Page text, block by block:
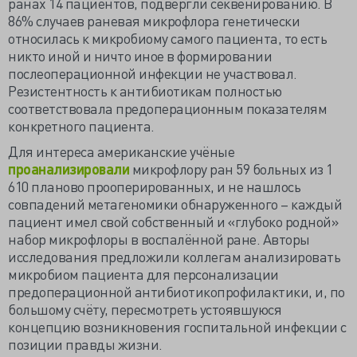
86% случаев раневая микрофлора генетически
относилась к микробиому самого пациента, то есть
никто иной и ничто иное в формировании
послеоперационной инфекции не участвовал.
Резистентность к антибиотикам полностью
соответствовала предоперационным показателям
конкретного пациента.
Для интереса американские учёные
проанализировали микрофлору ран 59 больных из 1
610 планово прооперированных, и не нашлось
совпадений метагеномики обнаруженного – каждый
пациент имел свой собственный и «глубоко родной»
набор микрофлоры в воспалённой ране. Авторы
исследования предложили коллегам анализировать
микробиом пациента для персонализации
предоперационной антибиотикопрофилактики, и, по
большому счёту, пересмотреть устоявшуюся
концепцию возникновения госпитальной инфекции с
позиции правды жизни.